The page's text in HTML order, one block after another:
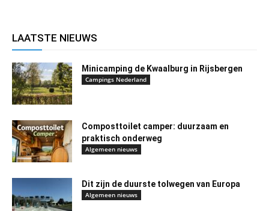
LAATSTE NIEUWS
Minicamping de Kwaalburg in Rijsbergen
Campings Nederland
Composttoilet camper: duurzaam en
praktisch onderweg
Algemeen nieuws
Dit zijn de duurste tolwegen van Europa
Algemeen nieuws